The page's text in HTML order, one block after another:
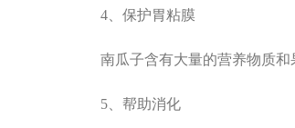
4 、保护胃粘膜
南瓜子含有大量的营养物质和
5 、帮助消化